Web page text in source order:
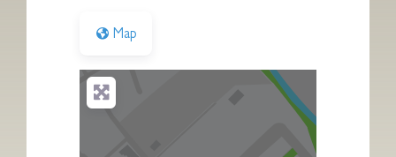
Map